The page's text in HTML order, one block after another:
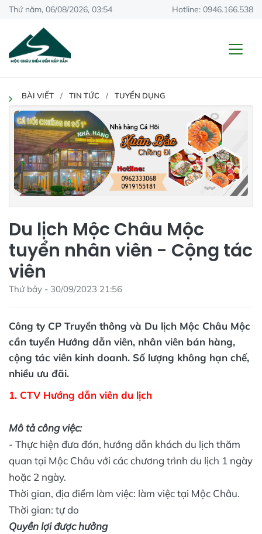
Thứ năm, 06/08/2026, 03:54 Hotline: 0946.166.538
BÀI VIẾT TIN TỨC TUYỂN DỤNG
Du lịch Mộc Châu Mộc
tuyển nhân viên - Cộng tác
viên
Thứ bảy - 30/09/2023 21:56
Công ty CP Truyền thông và Du lịch Mộc Châu Mộc
cần tuyển Hướng dẫn viên, nhân viên bán hàng,
cộng tác viên kinh doanh. Số lượng không hạn chế,
nhiều ưu đãi.
1. CTV Hướng dẫn viên du lịch
Mô tả công việc:
- Thực hiện đưa đón, hướng dẫn khách du lịch thăm
quan tại Mộc Châu với các chương trình du lịch 1 ngày
hoặc 2 ngày.
Thời gian, địa điểm làm việc: làm việc tại Mộc Châu.
Thời gian: tự do
Quyền lợi được hưởng